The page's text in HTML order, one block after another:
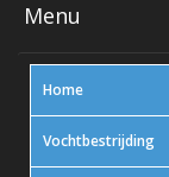
Menu
Home
Vochtbestrijding